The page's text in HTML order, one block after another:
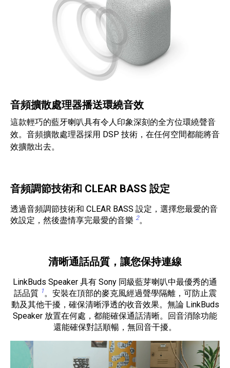
音頻擴散處理器播送環繞音效
這款輕巧的藍牙喇叭具有令人印象深刻的全方位環繞聲音
效。音頻擴散處理器採用 DSP 技術，在任何空間都能將音
效擴散出去。
音頻調節技術和 CLEAR BASS 設定
透過音頻調節技術和 CLEAR BASS 設定，選擇您最愛的音
效設定，然後盡情享完最愛的音樂 2。
清晰通話品質，讓您保持連線
LinkBuds Speaker 具有 Sony 同級藍芽喇叭中最優秀的通
話品質 1。安裝在頂部的麥克風經過聲學隔離，可防止震
動及其他干擾，確保清晰淨透的收音效果。無論 LinkBuds
Speaker 放置在何處，都能確保通話清晰。回音消除功能
還能確保對話順暢，無回音干擾。